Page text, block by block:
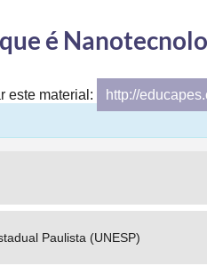
é
este material: http://
Paulista (UNESP)